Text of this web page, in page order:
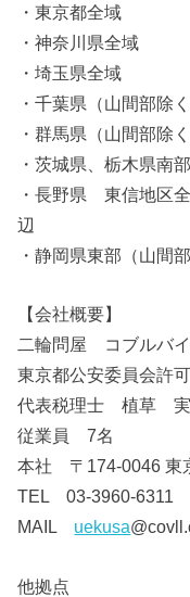
・東京都全域
・神奈川県全域
・埼玉県全域
・千葉県（山間部除く
・群馬県（山間部除く
・茨城県、栃木県南部
・長野県 東信地区
辺
・静岡県東部（山間部
【会社概要】
二輪問屋 コブルバ
東京都公安委員会許
代表税理士 植草 実
従業員 7名
本社 〒174-0046 東
TEL 03-3960-6311
MAIL uekusa
他拠点